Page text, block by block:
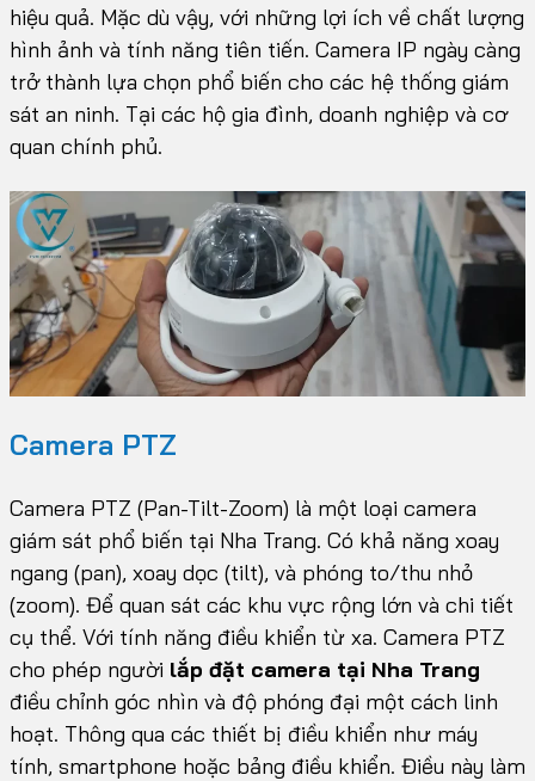
hiệu quả. Mặc dù vậy, với những lợi ích về chất lượng
hình ảnh và tính năng tiên tiến. Camera IP ngày càng
trở thành lựa chọn phổ biến cho các hệ thống giám
sát an ninh. Tại các hộ gia đình, doanh nghiệp và cơ
quan chính phủ.
Camera PTZ
Camera PTZ (Pan-Tilt-Zoom) là một loại camera
giám sát phổ biến tại Nha Trang. Có khả năng xoay
ngang (pan), xoay dọc (tilt), và phóng to/thu nhỏ
(zoom). Để quan sát các khu vực rộng lớn và chi tiết
cụ thể. Với tính năng điều khiển từ xa. Camera PTZ
cho phép người lắp đặt camera tại Nha Trang
điều chỉnh góc nhìn và độ phóng đại một cách linh
hoạt. Thông qua các thiết bị điều khiển như máy
tính, smartphone hoặc bảng điều khiển. Điều này làm